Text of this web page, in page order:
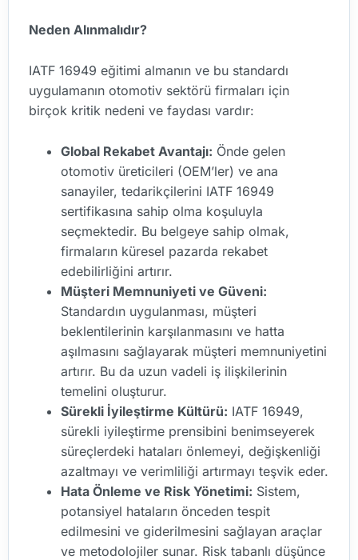
Neden Alınmalıdır?
IATF 16949 eğitimi almanın ve bu standardı
uygulamanın otomotiv sektörü firmaları için
birçok kritik nedeni ve faydası vardır:
Global Rekabet Avantajı: Önde gelen
otomotiv üreticileri (OEM’ler) ve ana
sanayiler, tedarikçilerini IATF 16949
sertifikasına sahip olma koşuluyla
seçmektedir. Bu belgeye sahip olmak,
firmaların küresel pazarda rekabet
edebilirliğini artırır.
Müşteri Memnuniyeti ve Güveni:
Standardın uygulanması, müşteri
beklentilerinin karşılanmasını ve hatta
aşılmasını sağlayarak müşteri memnuniyetini
artırır. Bu da uzun vadeli iş ilişkilerinin
temelini oluşturur.
Sürekli İyileştirme Kültürü: IATF 16949,
sürekli iyileştirme prensibini benimseyerek
süreçlerdeki hataları önlemeyi, değişkenliği
azaltmayı ve verimliliği artırmayı teşvik eder.
Hata Önleme ve Risk Yönetimi: Sistem,
potansiyel hataların önceden tespit
edilmesini ve giderilmesini sağlayan araçlar
ve metodolojiler sunar. Risk tabanlı düşünce